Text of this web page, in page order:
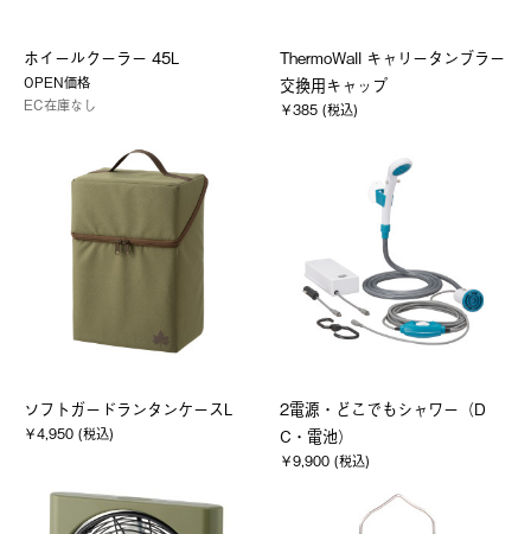
ホイールクーラー 45L
OPEN価格
EC在庫なし
ThermoWall キャリータンブラー
交換用キャップ
￥385 (税込)
ソフトガードランタンケースL
￥4,950 (税込)
2電源・どこでもシャワー（D
C・電池）
￥9,900 (税込)